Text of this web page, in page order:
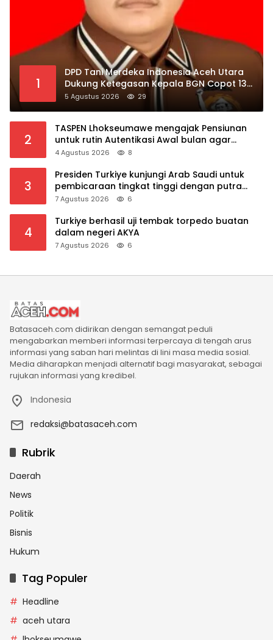
1
DPD Tani Merdeka Indonesia Aceh Utara
Dukung Ketegasan Kepala BGN Copot 137
Kepala SPPG
5 Agustus 2026 29
2
TASPEN Lhokseumawe mengajak Pensiunan
untuk rutin Autentikasi Awal bulan agar
Manfaat Pensiun tetap Lancar
4 Agustus 2026 8
3
Presiden Turkiye kunjungi Arab Saudi untuk
pembicaraan tingkat tinggi dengan putra
mahkota Saudi dan PM Pakistan
7 Agustus 2026 6
4
Turkiye berhasil uji tembak torpedo buatan
dalam negeri AKYA
7 Agustus 2026 6
Batasaceh.com didirikan dengan semangat peduli
mengabarkan memberi informasi terpercaya di tengah arus
informasi yang saban hari melintas di lini masa media sosial.
Media diharapkan menjadi alternatif bagi masyarakat, sebagai
rujukan informasi yang kredibel.
Indonesia
redaksi@batasaceh.com
Rubrik
Daerah
News
Politik
Bisnis
Hukum
Tag Populer
Headline
aceh utara